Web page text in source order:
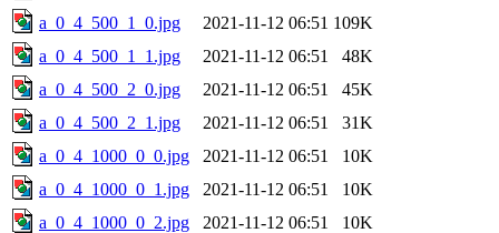
a_0_4_500_1_0.jpg
2021-11-12 06:51 109K
a_0_4_500_1_1.jpg
2021-11-12 06:51
48K
a_0_4_500_2_0.jpg
2021-11-12 06:51
45K
a_0_4_500_2_1.jpg
2021-11-12 06:51
31K
a_0_4_1000_0_0.jpg
2021-11-12 06:51
10K
a_0_4_1000_0_1.jpg
2021-11-12 06:51
10K
a_0_4_1000_0_2.jpg
2021-11-12 06:51
10K